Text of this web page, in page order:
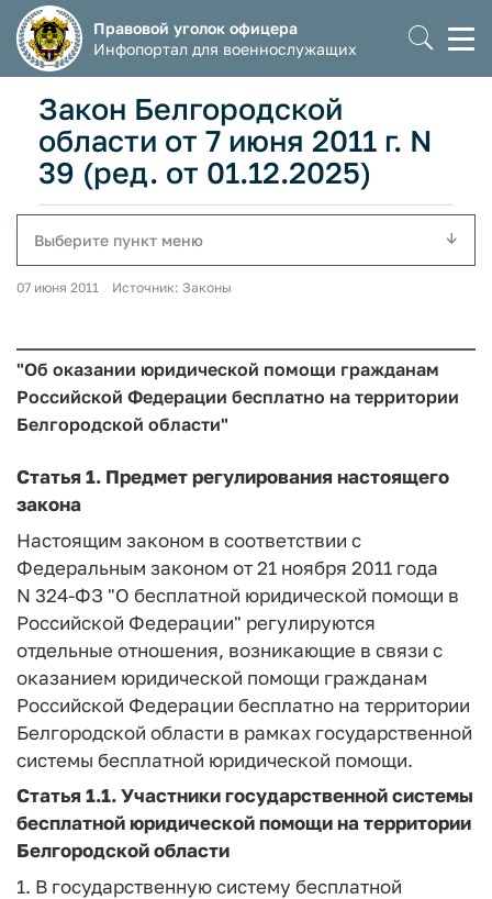
Правовой уголок офицера
Инфопортал для военнослужащих
Закон Белгородской
области от 7 июня 2011 г. N
39 (ред. от 01.12.2025)
Выберите пункт меню
07 июня 2011 Источник: Законы
"Об оказании юридической помощи гражданам
Российской Федерации бесплатно на территории
Белгородской области"
Статья 1. Предмет регулирования настоящего
закона
Настоящим законом в соответствии с
Федеральным законом от 21 ноября 2011 года
N 324-ФЗ "О бесплатной юридической помощи в
Российской Федерации" регулируются
отдельные отношения, возникающие в связи с
оказанием юридической помощи гражданам
Российской Федерации бесплатно на территории
Белгородской области в рамках государственной
системы бесплатной юридической помощи.
Статья 1.1.Участники государственной системы
бесплатной юридической помощи на территории
Белгородской области
1. В государственную систему бесплатной